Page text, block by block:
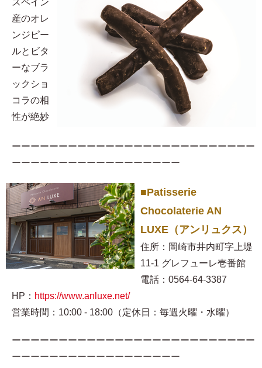
スペイン
産のオレ
ンジピー
ルとビタ
ーなブラ
ックショ
コラの相
性が絶妙
ーーーーーーーーーーーーーーーーーーーーーーーーーー
ーーーーーーーーーーーーーーーーーー
■Patisserie
Chocolaterie AN
LUXE（アンリュクス）
住所：岡崎市井内町字上堤
11-1 グレフューレ壱番館
電話：0564-64-3387
HP： https://www.anluxe.net/
営業時間：10:00 - 18:00（定休日：毎週火曜・水曜）
ーーーーーーーーーーーーーーーーーーーーーーーーーー
ーーーーーーーーーーーーーーーーーー